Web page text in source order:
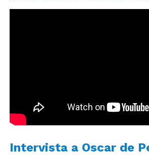
Intervista a Oscar de